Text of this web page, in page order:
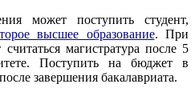
может поступить студент,
высшее образование. При
магистратура после 5
Поступить на бюджет в
завершения бакалавриата.